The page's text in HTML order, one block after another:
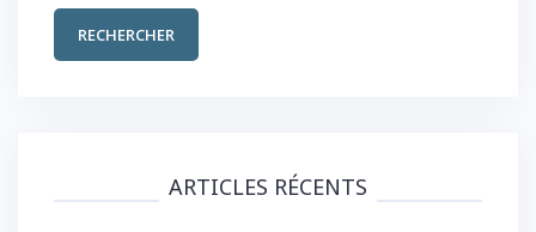
ARTICLES RÉCENTS